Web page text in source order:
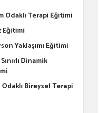
Odaklı Terapi Eğitimi
Eğitimi
Yaklaşımı Eğitimi
Dinamik
Odaklı Bireysel Terapi